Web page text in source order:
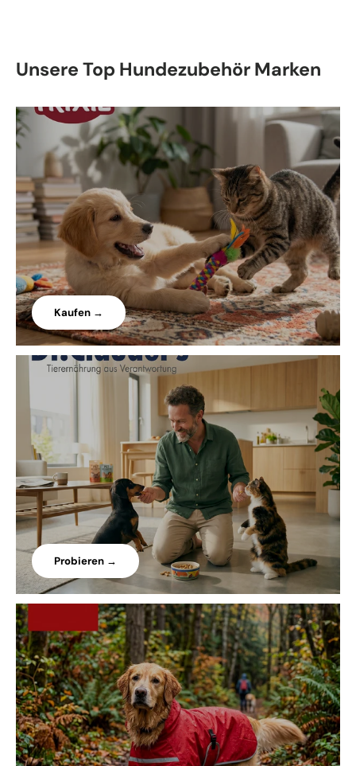
Unsere Top Hundezubehör Marken
Kaufen →
Probieren →